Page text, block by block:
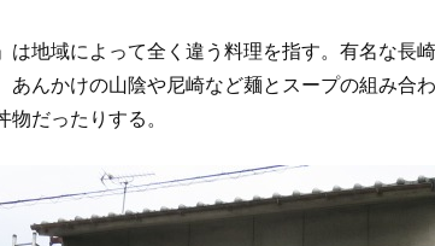
は地域によって全く違う料理を指す。有名な長
、あんかけの山陰や尼崎など麺とスープの組み合
物だったりする。